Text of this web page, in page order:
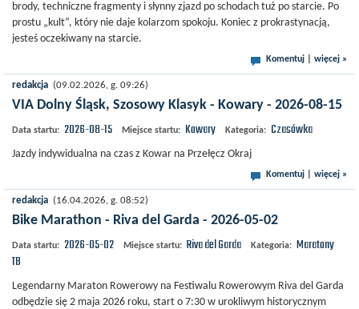
brody, techniczne fragmenty i słynny zjazd po schodach tuż po starcie. Po
prostu „kult”, który nie daje kolarzom spokoju. Koniec z prokrastynacją,
jesteś oczekiwany na starcie.
Komentuj więcej »
redakcja (09.02.2026, g. 09:26)
VIA Dolny Śląsk, Szosowy Klasyk - Kowary - 2026-08-15
Data startu: 2026-08-15 Miejsce startu: Kowary Kategoria: Czasówka
Jazdy indywidualna na czas z Kowar na Przełęcz Okraj
Komentuj więcej »
redakcja (16.04.2026, g. 08:52)
Bike Marathon - Riva del Garda - 2026-05-02
Data startu: 2026-05-02 Miejsce startu: Riva del Garda Kategoria: Maratony
MTB
Legendarny Maraton Rowerowy na Festiwalu Rowerowym Riva del Garda
odbędzie się 2 maja 2026 roku, start o 7:30 w urokliwym historycznym